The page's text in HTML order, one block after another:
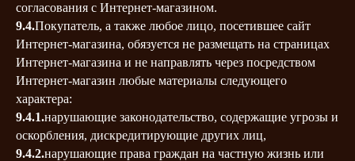
согласования с Интернет-магазином.
9.4.Покупатель, а также любое лицо, посетившее сайт
Интернет-магазина, обязуется не размещать на страницах
Интернет-магазина и не направлять через посредством
Интернет-магазин любые материалы следующего
характера:
9.4.1.нарушающие законодательство, содержащие угрозы и
оскорбления, дискредитирующие других лиц,
9.4.2.нарушающие права граждан на частную жизнь или